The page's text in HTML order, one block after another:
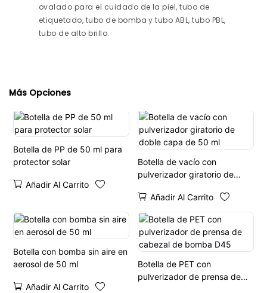
ovalado para el cuidado de la piel, tubo de
etiquetado, tubo de bomba y tubo ABL, tubo PBL,
tubo de alto brillo.
Más Opciones
Botella de PP de 50 ml para
protector solar
Añadir Al Carrito
Botella de vacío con
pulverizador giratorio de
Añadir Al Carrito
Botella con bomba sin aire en
aerosol de 50 ml
Añadir Al Carrito
Botella de PET con
pulverizador de prensa de